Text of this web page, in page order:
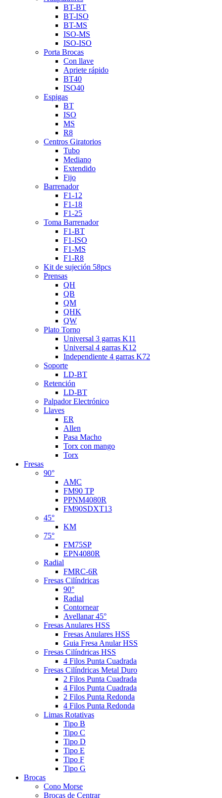
BT-BT
BT-ISO
BT-MS
ISO-MS
ISO-ISO
Porta Brocas
Con llave
Apriete rápido
BT40
ISO40
Espigas
BT
ISO
MS
R8
Centros Giratorios
Tubo
Mediano
Extendido
Fijo
Barrenador
F1-12
F1-18
F1-25
Toma Barrenador
F1-BT
F1-ISO
F1-MS
F1-R8
Kit de sujeción 58pcs
Prensas
QH
QB
QM
QHK
QW
Plato Torno
Universal 3 garras K11
Universal 4 garras K12
Independiente 4 garras K72
Soporte
LD-BT
Retención
LD-BT
Palpador Electrónico
Llaves
ER
Allen
Pasa Macho
Torx con mango
Torx
Fresas
90°
AMC
FM90 TP
PPNM4080R
FM90SDXT13
45°
KM
75°
FM75SP
EPN4080R
Radial
FMRC-6R
Fresas Cilíndricas
90°
Radial
Contornear
Avellanar 45°
Fresas Anulares HSS
Fresas Anulares HSS
Guia Fresa Anular HSS
Fresas Cilíndricas HSS
4 Filos Punta Cuadrada
Fresas Cilíndricas Metal Duro
2 Filos Punta Cuadrada
4 Filos Punta Cuadrada
2 Filos Punta Redonda
4 Filos Punta Redonda
Limas Rotativas
Tipo B
Tipo C
Tipo D
Tipo E
Tipo F
Tipo G
Brocas
Cono Morse
Brocas de Centrar